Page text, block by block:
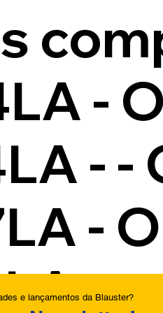
-
- -
-
e lançamentos da Blauster?